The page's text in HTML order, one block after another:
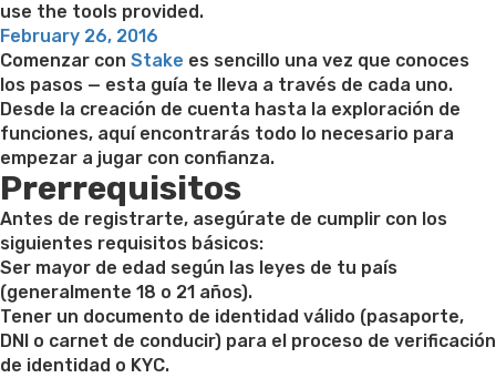
use the tools provided.
Posted
on
February 26, 2016
Comenzar con Stake es sencillo una vez que conoces
los pasos — esta guía te lleva a través de cada uno.
Desde la creación de cuenta hasta la exploración de
funciones, aquí encontrarás todo lo necesario para
empezar a jugar con confianza.
Prerrequisitos
Antes de registrarte, asegúrate de cumplir con los
siguientes requisitos básicos:
Ser mayor de edad según las leyes de tu país
(generalmente 18 o 21 años).
Tener un documento de identidad válido (pasaporte,
DNI o carnet de conducir) para el proceso de verificación
de identidad o KYC.